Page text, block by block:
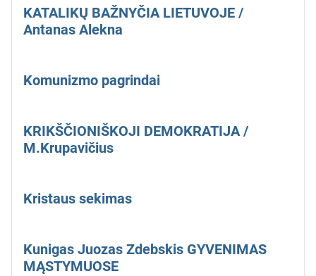
KATALIKŲ BAŽNYČIA LIETUVOJE /
Antanas Alekna
Komunizmo pagrindai
KRIKŠČIONIŠKOJI DEMOKRATIJA /
M.Krupavičius
Kristaus sekimas
Kunigas Juozas Zdebskis GYVENIMAS
MĄSTYMUOSE